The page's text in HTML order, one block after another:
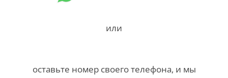
или
оставьте номер своего телефона, и мы